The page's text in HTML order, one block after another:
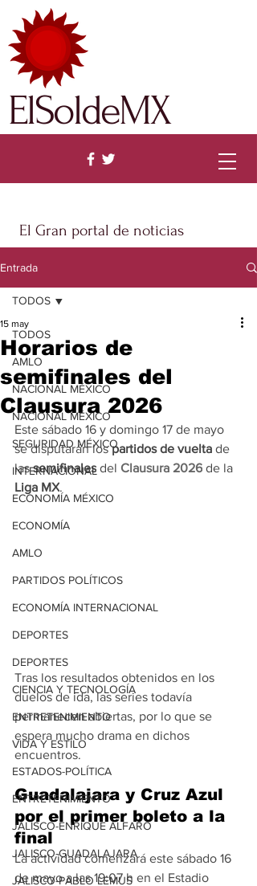
El Gran portal de noticias
ElSoldeMX
Entrada
TODOS
AMLO
NACIONAL MÉXICO
NACIONAL MÉXICO
SEGURIDAD MÉXICO
INTERNACIONAL
ECONOMÍA MÉXICO
ECONOMÍA
AMLO
PARTIDOS POLÍTICOS
ECONOMÍA INTERNACIONAL
DEPORTES
DEPORTES
CIENCIA Y TECNOLOGÍA
ENTRETENIMIENTO
VIDA Y ESTILO
ESTADOS-POLÍTICA
ENTRETENIMIENTO
JALISCO-ENRIQUE ALFARO
JALISCO-GUADALAJARA
JALISCO-PABLO LEMUS
TODOS
Horarios de
semifinales del
Clausura 2026
15 may
Este sábado 16 y domingo 17 de mayo
se disputarán los partidos de vuelta de
las semifinales del Clausura 2026 de la
Liga MX.
Tras los resultados obtenidos en los
duelos de ida, las series todavía
permanecen abiertas, por lo que se
espera mucho drama en dichos
encuentros.
Guadalajara y Cruz Azul
por el primer boleto a la
final
La actividad comenzará este sábado 16
de mayo a las 19:07 h en el Estadio